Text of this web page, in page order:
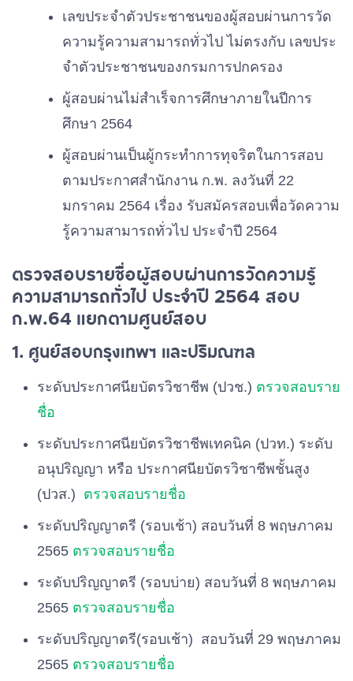
เลขประจําตัวประชาชนของผู้สอบผ่านการวัด
ความรู้ความสามารถทั่วไป ไม่ตรงกับ เลขประ
จําตัวประชาชนของกรมการปกครอง
ผู้สอบผ่านไม่สําเร็จการศึกษาภายในปีการ
ศึกษา 2564
ผู้สอบผ่านเป็นผู้กระทําการทุจริตในการสอบ
ตามประกาศสํานักงาน ก.พ. ลงวันที่ 22
มกราคม 2564 เรื่อง รับสมัครสอบเพื่อวัดความ
รู้ความสามารถทั่วไป ประจําปี 2564
ตรวจสอบรายชื่อผู้สอบผ่านการวัดความรู้
ความสามารถทั่วไป ประจำปี 2564 สอบ
ก.พ.64 แยกตามศูนย์สอบ
1. ศูนย์สอบกรุงเทพฯ และปริมณฑล
ระดับประกาศนียบัตรวิชาชีพ (ปวช.) ตรวจสอบราย
ชื่อ
ระดับประกาศนียบัตรวิชาชีพเทคนิค (ปวท.) ระดับ
อนุปริญญา หรือ ประกาศนียบัตรวิชาชีพชั้นสูง
(ปวส.) ตรวจสอบรายชื่อ
ระดับปริญญาตรี (รอบเช้า) สอบวันที่ 8 พฤษภาคม
2565 ตรวจสอบรายชื่อ
ระดับปริญญาตรี (รอบบ่าย) สอบวันที่ 8 พฤษภาคม
2565 ตรวจสอบรายชื่อ
ระดับปริญญาตรี(รอบเช้า) สอบวันที่ 29 พฤษภาคม
2565 ตรวจสอบรายชื่อ